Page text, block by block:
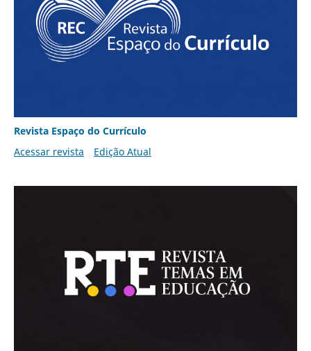
Revista Espaço do Currículo
Acessar revista
Edição Atual